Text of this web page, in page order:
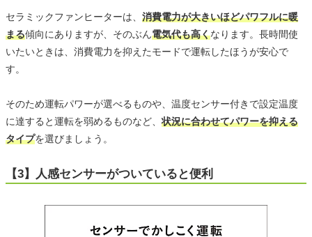
セラミックファンヒーターは、 消費電力が大きいほどパワフルに暖
まる傾向にありますが、そのぶん電気代も高くなります。長時間使
いたいときは、消費電力を抑えたモードで運転したほうが安心で
す。
そのため運転パワーが選べるものや、温度センサー付きで設定温度
に達すると運転を弱めるものなど、状況に合わせてパワーを抑える
タイプを選びましょう。
【3】人感センサーがついていると便利